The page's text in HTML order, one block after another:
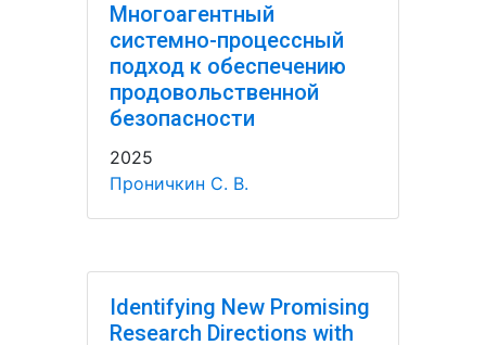
Многоагентный
системно-процессный
подход к обеспечению
продовольственной
безопасности
2025
Проничкин С. В.
Identifying New Promising
Research Directions with